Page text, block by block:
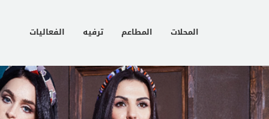
المحلات المطاعم ترفيه الفعاليات